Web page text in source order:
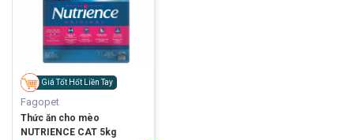
Giá Tốt Hốt Liền Tay
Fagopet
Thức ăn cho mèo
NUTRIENCE CAT 5kg